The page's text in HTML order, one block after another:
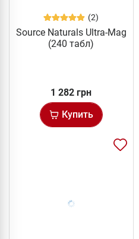
(2)
Source Naturals Ultra-Mag
(240 табл)
1 282 грн
Купить